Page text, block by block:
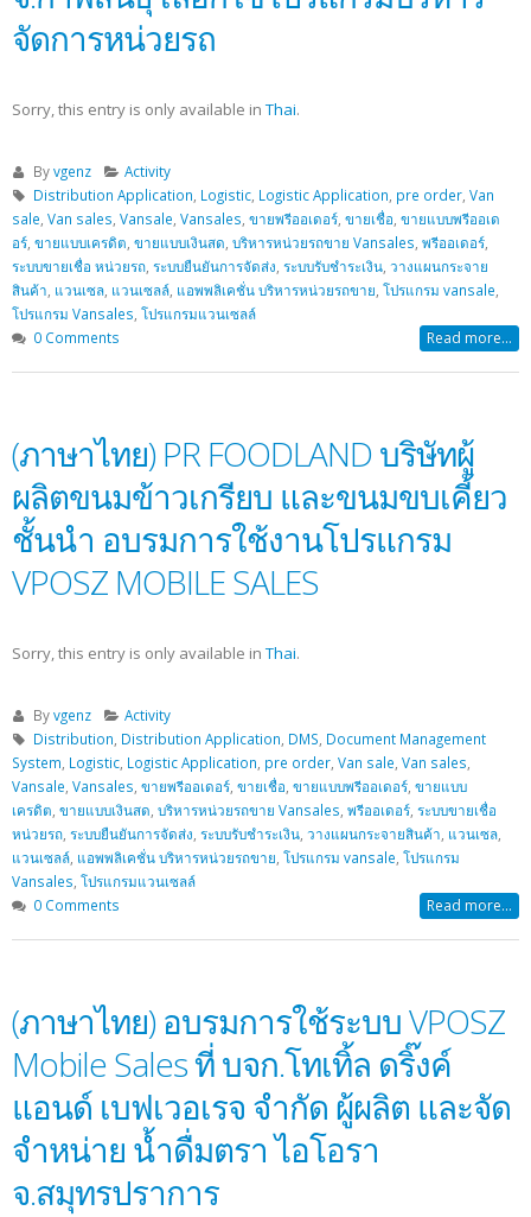
จัดการหน่วยรถ
Sorry, this entry is only available in Thai.
Byvgenz
Activity
Distribution Application, Logistic, Logistic Application, pre order, Van
sale, Van sales, Vansale, Vansales, ขายพรีออเดอร์, ขายเชื่อ, ขายแบบพรีออเด
อร์, ขายแบบเครดิต, ขายแบบเงินสด, บริหารหน่วยรถขาย Vansales, พรีออเดอร์,
ระบบขายเชื่อ หน่วยรถ, ระบบยืนยันการจัดส่ง, ระบบรับชำระเงิน, วางแผนกระจาย
สินค้า, แวนเซล, แวนเซลล์, แอพพลิเคชั่น บริหารหน่วยรถขาย, โปรแกรม vansale,
โปรแกรม Vansales, โปรแกรมแวนเซลล์
0 Comments
Read more...
(ภาษาไทย) PR FOODLAND บริษัทผู้
ผลิตขนมข้าวเกรียบ และขนมขบเคี้ยว
ชั้นนำ อบรมการใช้งานโปรแกรม
VPOSZ MOBILE SALES
Sorry, this entry is only available in Thai.
Byvgenz
Activity
Distribution, Distribution Application, DMS, Document Management
System, Logistic, Logistic Application, pre order, Van sale, Van sales,
Vansale, Vansales, ขายพรีออเดอร์, ขายเชื่อ, ขายแบบพรีออเดอร์, ขายแบบ
เครดิต, ขายแบบเงินสด, บริหารหน่วยรถขาย Vansales, พรีออเดอร์, ระบบขายเชื่อ
หน่วยรถ, ระบบยืนยันการจัดส่ง, ระบบรับชำระเงิน, วางแผนกระจายสินค้า, แวนเซล,
แวนเซลล์, แอพพลิเคชั่น บริหารหน่วยรถขาย, โปรแกรม vansale, โปรแกรม
Vansales, โปรแกรมแวนเซลล์
0 Comments
Read more...
(ภาษาไทย) อบรมการใช้ระบบ VPOSZ
Mobile Sales ที่ บจก.โทเทิ้ล ดริ๊งค์
แอนด์ เบฟเวอเรจ จำกัด ผู้ผลิต และจัด
จำหน่าย น้ำดื่มตรา ไอโอรา
จ.สมุทรปราการ